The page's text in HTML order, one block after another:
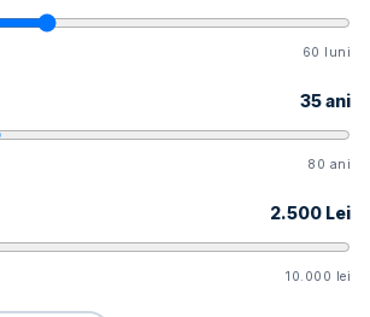
60 luni
35ani
80 ani
2.500 Lei
10.000 lei